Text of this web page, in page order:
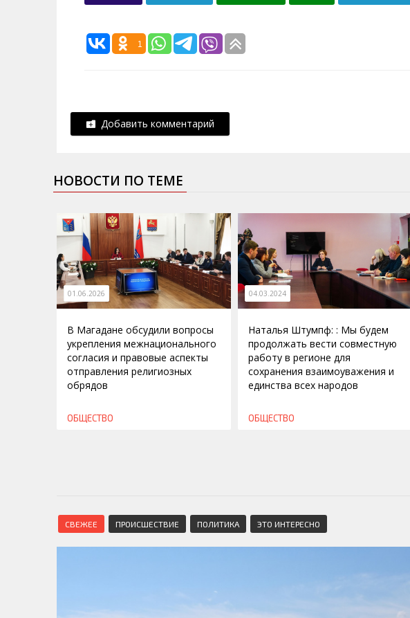
1
Добавить комментарий
НОВОСТИ ПО ТЕМЕ
01.06.2026
В Магадане обсудили вопросы
укрепления межнационального
согласия и правовые аспекты
отправления религиозных
обрядов
ОБЩЕСТВО
04.03.2024
Наталья Штумпф: : Мы будем
продолжать вести совместную
работу в регионе для
сохранения взаимоуважения и
единства всех народов
ОБЩЕСТВО
СВЕЖЕЕ ПРОИСШЕСТВИЕ ПОЛИТИКА ЭТО ИНТЕРЕСНО